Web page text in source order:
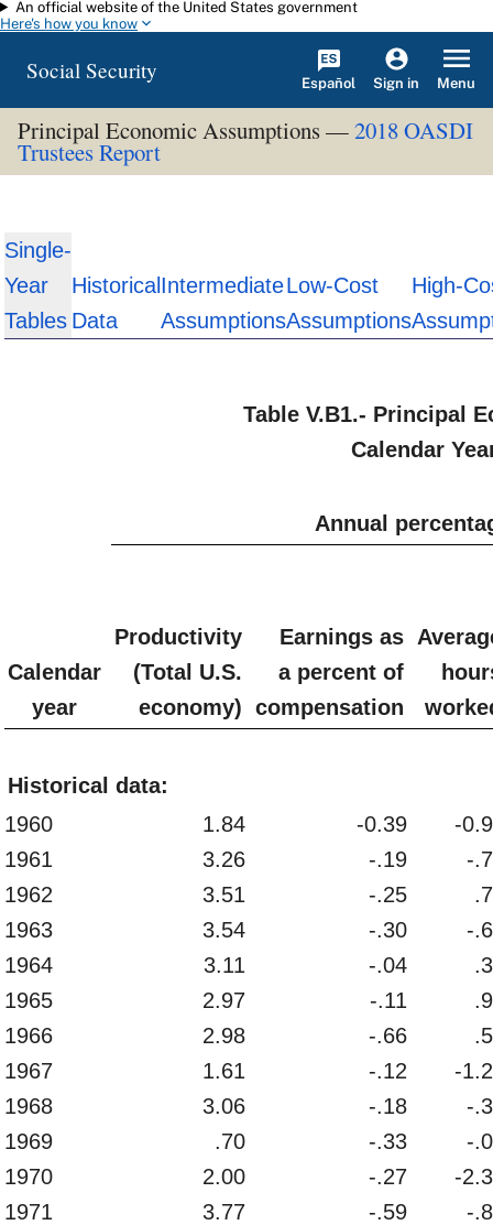
Skip to main content
An official website of the United States government
Here's how you know
Social Security Español Sign in Menu
Principal Economic Assumptions —2018 OASDI
Trustees Report
Single-
Year
Tables
Historical
Data
Intermediate
Assumptions
Low-Cost
Assumptions
High-
Table V.B1.- Principal
Calendar
Annual
Calendar
year
Productivity
(Total U.S.
economy)
Earnings as
a percent of
compensation
Historical data:
1960
1.84 -0.39
-
1961
3.26 -.19
-
1962
3.51 -.25
1963
3.54 -.30
-
1964
3.11 -.04
1965
2.97 -.11
1966
2.98 -.66
1967
1.61 -.12
-
1968
3.06 -.18
-
1969
.70 -.33
-
1970
2.00 -.27
-
1971
3.77 -.59
-